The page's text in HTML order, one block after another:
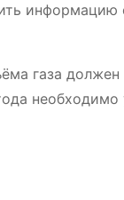
информацию
газа